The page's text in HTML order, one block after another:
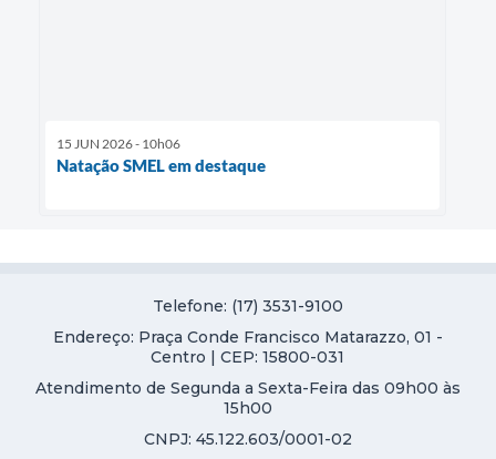
15 JUN 2026 - 10h06
Natação SMEL em destaque
Telefone: (17) 3531-9100
Endereço: Praça Conde Francisco Matarazzo, 01 -
Centro | CEP: 15800-031
Atendimento de Segunda a Sexta-Feira das 09h00 às
15h00
CNPJ: 45.122.603/0001-02